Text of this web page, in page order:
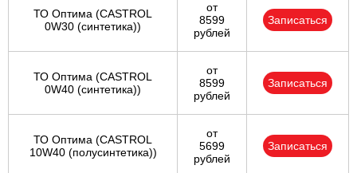
ТО Оптима (CASTROL
0W30 (синтетика))
от
8599
рублей
Записаться
ТО Оптима (CASTROL
0W40 (синтетика))
от
8599
рублей
Записаться
ТО Оптима (CASTROL
10W40 (полусинтетика))
от
5699
рублей
Записаться